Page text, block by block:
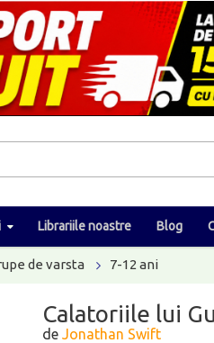
Librariile noastre Blog
de varsta 7-12 ani
Calatoriile lui
deJonathan Swift